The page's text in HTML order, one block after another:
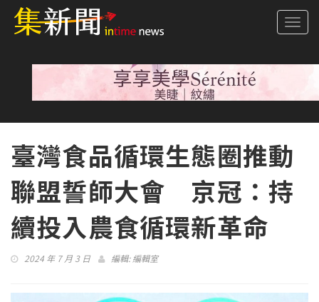
臺灣食品循環生態圈推動
聯盟誓師大會 京冠：持
續投入農食循環新革命
2024 年 7 月 3 日 編輯:編輯室